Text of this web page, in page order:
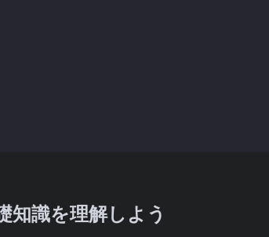
知識を理解しよう